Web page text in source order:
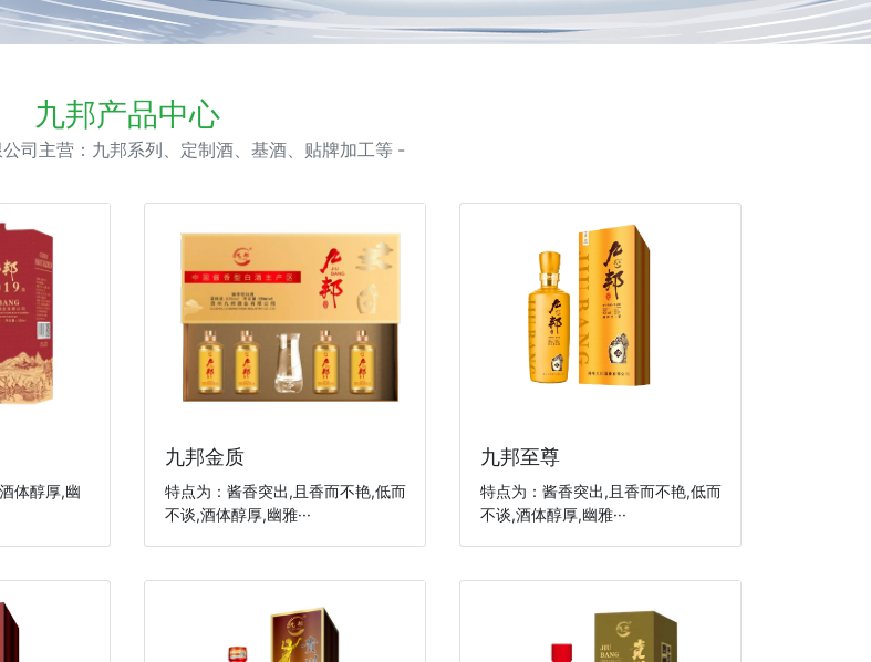
九邦产品中心
司主营：九邦系列、定制酒、基酒、贴牌加工等 -
体醇厚,幽
九邦金质
特点为：酱香突出,且香而不艳,低而
不谈,酒体醇厚,幽雅···
九邦至尊
特点为：酱香突出,且香而不艳,低而
不谈,酒体醇厚,幽雅···